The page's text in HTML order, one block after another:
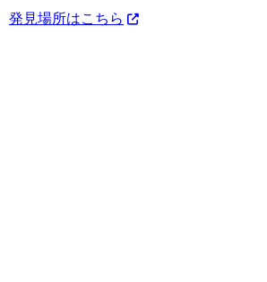
発見場所はこちら